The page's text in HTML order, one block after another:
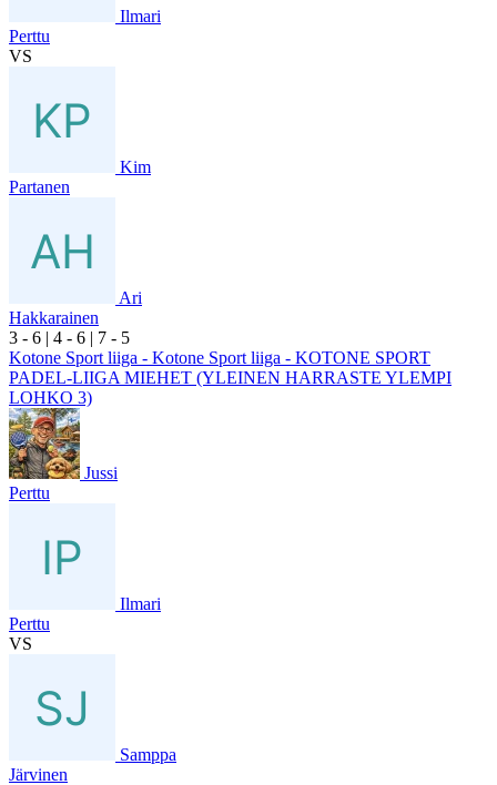
Ilmari
Perttu
VS
Kim
Partanen
Ari
Hakkarainen
3 - 6 | 4 - 6 | 7 - 5
Kotone Sport liiga - Kotone Sport liiga - KOTONE SPORT
PADEL-LIIGA MIEHET (YLEINEN HARRASTE YLEMPI
LOHKO 3)
Jussi
Perttu
Ilmari
Perttu
VS
Samppa
Järvinen